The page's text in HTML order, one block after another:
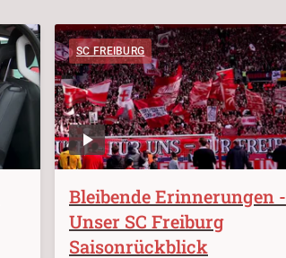
SC FREIBURG
Bleibende Erinnerungen -
Unser SC Freiburg
Saisonrückblick